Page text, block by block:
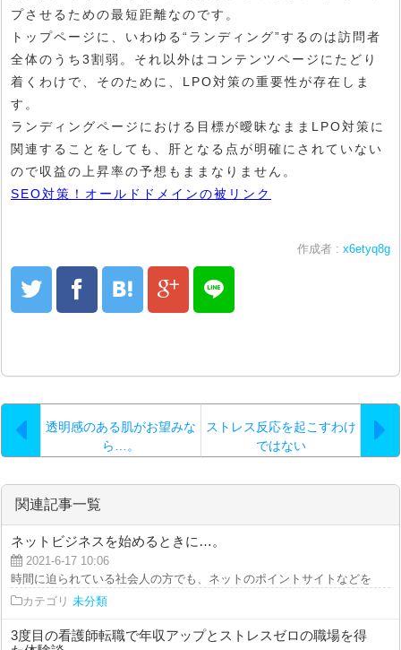
プさせるための最短距離なのです。
トップページに、いわゆる“ランディング”するのは訪問者
全体のうち3割弱。それ以外はコンテンツページにたどり
着くわけで、そのために、LPO対策の重要性が存在しま
す。
ランディングページにおける目標が曖昧なままLPO対策に
関連することをしても、肝となる点が明確にされていない
ので収益の上昇率の予想もままなりません。
SEO対策！オールドドメインの被リンク
作成者 : x6etyq8g
透明感のある肌がお望みな
ら…。
ストレス反応を起こすわけ
ではない
関連記事一覧
ネットビジネスを始めるときに…。
2021-6-17 10:06
時間に迫られている社会人の方でも、ネットのポイントサイトなどを活用
カテゴリ 未分類
3度目の看護師転職で年収アップとストレスゼロの職場を得